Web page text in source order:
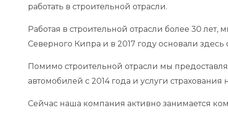
Северного Кипра
работать в строительной отрасли.
Работая в строительной отрасли более 30
Северного Кипра и в 2017 году основали
Помимо строительной отрасли мы
автомобилей с 2014 года и услуги
Сейчас наша компания активно занимается